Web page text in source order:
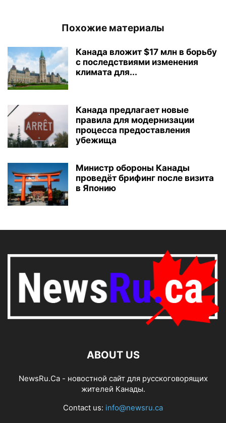
Похожие материалы
Канада вложит $17 млн в борьбу
с последствиями изменения
климата для...
Канада предлагает новые
правила для модернизации
процесса предоставления
убежища
Министр обороны Канады
проведёт брифинг после визита
в Японию
ABOUT US
NewsRu.Ca - новостной сайт для русскоговорящих
жителей Канады.
Contact us: info@newsru.ca